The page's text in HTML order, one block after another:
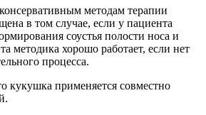
методам терапии
в том случае, если у пациента
соустья полости носа и
методика хорошо работает, если нет
процесса.
кукушка применяется совместно